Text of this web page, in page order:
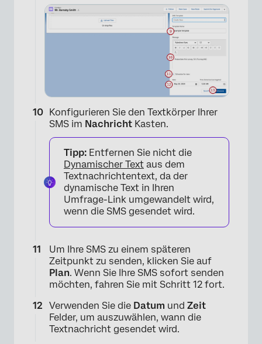
Konfigurieren Sie den Textkörper Ihrer
SMS im Nachricht Kasten.
Tipp: Entfernen Sie nicht die
Dynamischer Text aus dem
Textnachrichtentext, da der
dynamische Text in Ihren
Umfrage-Link umgewandelt wird,
wenn die SMS gesendet wird.
Um Ihre SMS zu einem späteren
Zeitpunkt zu senden, klicken Sie auf
Plan. Wenn Sie Ihre SMS sofort senden
möchten, fahren Sie mit Schritt 12 fort.
Verwenden Sie die Datum und Zeit
Felder, um auszuwählen, wann die
Textnachricht gesendet wird.